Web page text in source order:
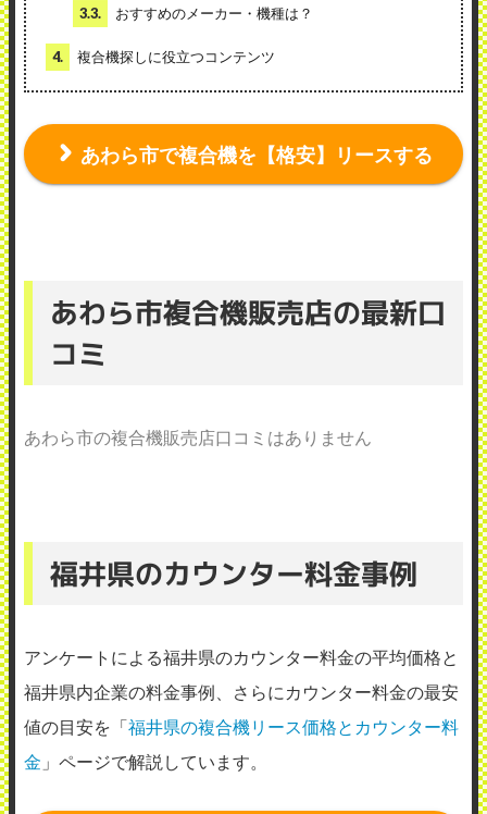
3.3. おすすめのメーカー・機種は？
4. 複合機探しに役立つコンテンツ
あわら市で複合機を【格安】リースする
あわら市複合機販売店の最新口
コミ
あわら市の複合機販売店口コミはありません
福井県のカウンター料金事例
アンケートによる福井県のカウンター料金の平均価格と
福井県内企業の料金事例、さらにカウンター料金の最安
値の目安を「福井県の複合機リース価格とカウンター料
金 」ページで解説しています。